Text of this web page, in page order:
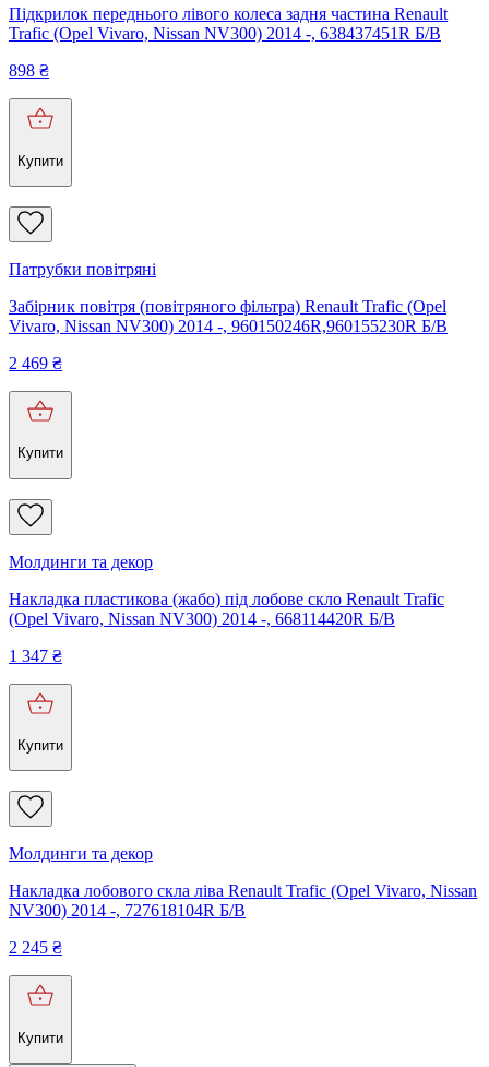
Підкрилок переднього лівого колеса задня частина Renault
Trafic (Opel Vivaro, Nissan NV300) 2014 -, 638437451R Б/В
898 ₴
Купити
Патрубки повітряні
Забірник повітря (повітряного фільтра) Renault Trafic (Opel
Vivaro, Nissan NV300) 2014 -, 960150246R,960155230R Б/В
2 469 ₴
Купити
Молдинги та декор
Накладка пластикова (жабо) під лобове скло Renault Trafic
(Opel Vivaro, Nissan NV300) 2014 -, 668114420R Б/В
1 347 ₴
Купити
Молдинги та декор
Накладка лобового скла ліва Renault Trafic (Opel Vivaro, Nissan
NV300) 2014 -, 727618104R Б/В
2 245 ₴
Купити